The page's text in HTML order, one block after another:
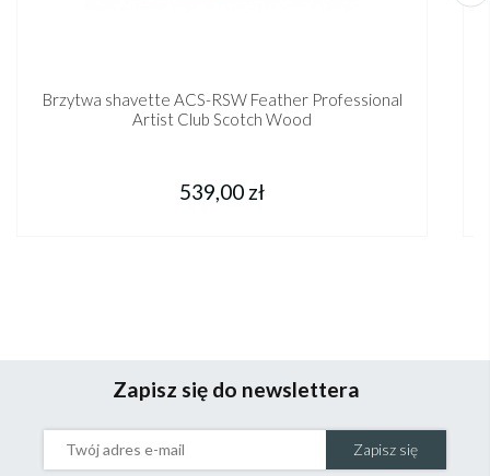
Brzytwa shavette ACS-RSW Feather Professional
Artist Club Scotch Wood
539,00 zł
Zapisz się do newslettera
Zapisz się